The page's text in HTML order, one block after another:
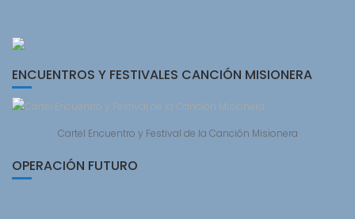
ENCUENTROS Y FESTIVALES CANCIÓN MISIONERA
Cartel Encuentro y Festival de la Canción Misionera
OPERACIÓN FUTURO